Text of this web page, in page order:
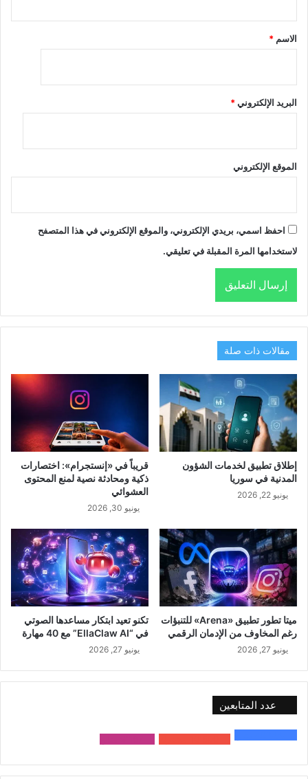
الاسم *
البريد الإلكتروني*
الموقع الإلكتروني
احفظ اسمي، بريدي الإلكتروني، والموقع الإلكتروني في هذا المتصفح
لاستخدامها المرة المقبلة في تعليقي.
مقالات ذات صلة
إطلاق تطبيق لخدمات الشؤون
المدنية في سوريا
يونيو 22, 2026
قريباً في «إنستجرام»: اختصارات
ذكية ومحادثة نصية لمنع المحتوى
العشوائي
يونيو 30, 2026
ميتا تطور تطبيق «Arena» للتنبؤات
رغم المخاوف من الإدمان الرقمي
يونيو 27, 2026
تكنو تعيد ابتكار مساعدها الصوتي
في “EllaClaw AI” مع 40 مهارة
يونيو 27, 2026
عدد المتابعين